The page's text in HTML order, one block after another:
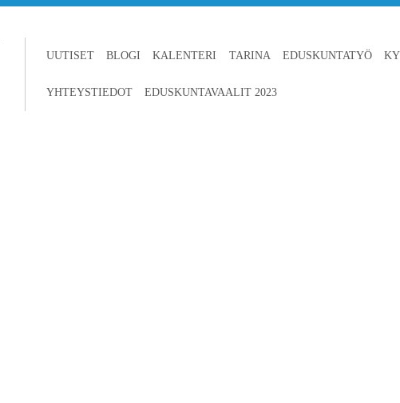
UUTISET BLOGI KALENTERI TARINA EDUSKUNTATYÖ
YHTEYSTIEDOT EDUSKUNTAVAALIT 2023